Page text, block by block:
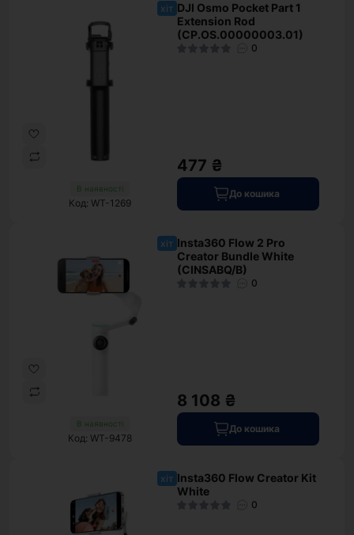
хіт
В наявності
Код: WT-1269
DJI Osmo Pocket Part 1
Extension Rod
(CP.OS.00000003.01)
0
477 ₴
До кошика
хіт
В наявності
Код: WT-9478
Insta360 Flow 2 Pro
Creator Bundle White
(CINSABQ/B)
0
8 108 ₴
До кошика
хіт Insta360 Flow Creator Kit
White
0